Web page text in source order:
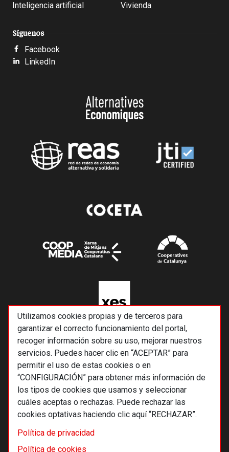
Utilizamos cookies propias y de terceros para
garantizar el correcto funcionamiento del portal,
recoger información sobre su uso, mejorar nuestros
servicios. Puedes hacer clic en “ACEPTAR” para
permitir el uso de estas cookies o en
“CONFIGURACIÓN” para obtener más información de
los tipos de cookies que usamos y seleccionar
cuáles aceptas o rechazas. Puede rechazar las
cookies optativas haciendo clic aquí “RECHAZAR”.
Política de privacidad
Política de cookies
Inteligencia artificial
Vivienda
Síguenos
Facebook
LinkedIn
© 2026 Alternativas económicas SCCL
Footer
Términos y condiciones de uso